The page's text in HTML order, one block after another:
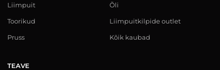
Liimpuit
Toorikud
Pruss
Õli
Liimpuitkilpide outlet
Kõik kaubad
TEAVE